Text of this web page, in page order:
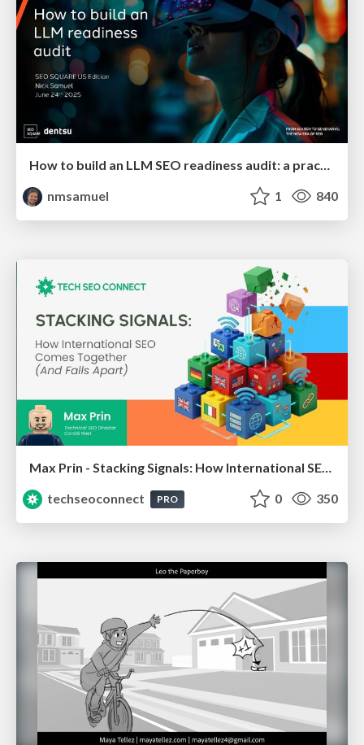
How to build an LLM SEO readiness audit: a practical framework
nmsamuel
1 840
Max Prin - Stacking Signals: How International SEO Comes Together (And Falls Apart)
techseoconnect
PRO 0 350